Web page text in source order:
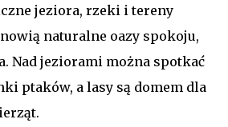
jeziora, rzeki i tereny
naturalne oazy spokoju,
Nad jeziorami można spotkać
ptaków, a lasy są domem dla